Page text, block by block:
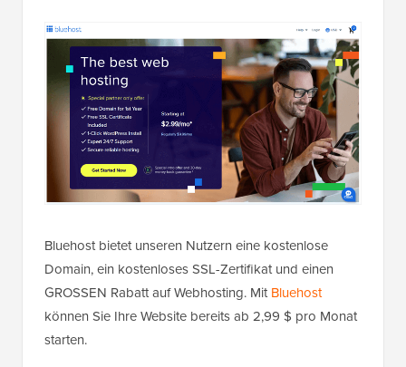
Bluehost bietet unseren Nutzern eine kostenlose
Domain, ein kostenloses SSL-Zertifikat und einen
GROSSEN Rabatt auf Webhosting. MitBluehost
können Sie Ihre Website bereits ab 2,99 $ pro Monat
starten.